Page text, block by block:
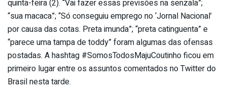
quinta-feira (2). “Vai fazer essas previsões na senzala”;
“sua macaca”; “Só conseguiu emprego no ‘Jornal Nacional’
por causa das cotas. Preta imunda”; “preta catinguenta” e
“parece uma tampa de toddy” foram algumas das ofensas
postadas. A hashtag #SomosTodosMajuCoutinho ficou em
primeiro lugar entre os assuntos comentados no Twitter do
Brasil nesta tarde.